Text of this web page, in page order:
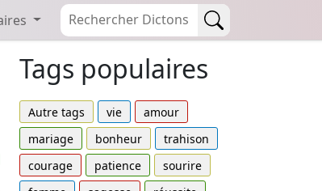
Tags populaires
Autre tags vie
amour
mariage
bonheur
trahison
courage
patience
sourire